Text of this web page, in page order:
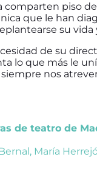
comparten piso
que le han
su vida
de su
lo que más le
nos
de teatro de
, María